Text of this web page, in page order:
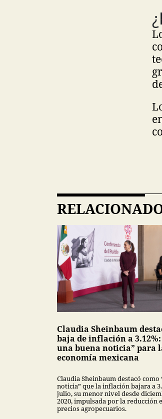
Claudia Sheinbaum
baja de inflación a 3.12%:
una buena noticia” para
economía mexicana
Claudia Sheinbaum destacó como
noticia” que la inflación bajara a
julio, su menor nivel desde
2020, impulsada por la reducción
precios agropecuarios.